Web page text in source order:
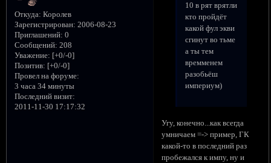
Откуда: Королев
Зарегистрирован: 2006-08-23
Приглашений: 0
Сообщений: 208
Уважение: [+0/-0]
Позитив: [+0/-0]
Провел на форуме:
3 часа 34 минуты
Последний визит:
2011-11-30 17:17:32
10 в рят врятли
кто пройдёт
какой фул экви
сгинут во тьме
а ты тем
времменем
разобьёш
империум)
Угу, конечно...как всегда
умничаем =-> пример, ГК
какой-то в последний раз
пробежался к импу, ну и